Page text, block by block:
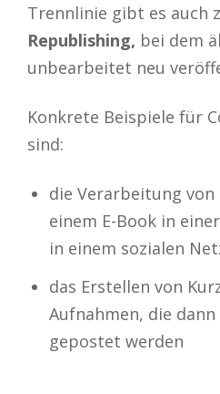
Trennlinie gibt es auch
Republishing, bei dem
unbearbeitet neu
Konkrete Beispiele für
sind:
die Verarbeitung
einem E-Book in
in einem sozialen
das Erstellen von
Aufnahmen, die
gepostet werden